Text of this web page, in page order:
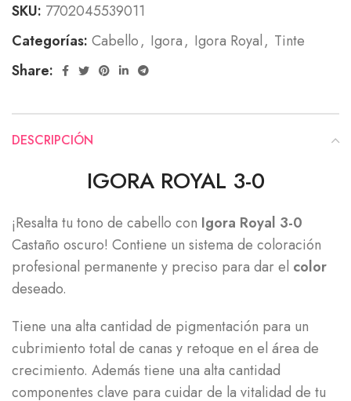
SKU: 7702045539011
Categorías: Cabello, Igora, Igora Royal, Tinte
Share:
DESCRIPCIÓN
IGORA ROYAL 3-0
¡Resalta tu tono de cabello con Igora Royal 3-0
Castaño oscuro! Contiene un sistema de coloración
profesional permanente y preciso para dar el color
deseado.
Tiene una alta cantidad de pigmentación para un
cubrimiento total de canas y retoque en el área de
crecimiento. Además tiene una alta cantidad
componentes clave para cuidar de la vitalidad de tu